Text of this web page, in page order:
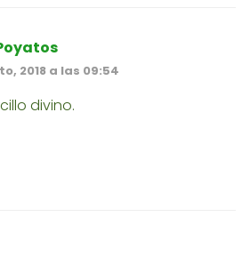
2018 a las 09:54
divino.